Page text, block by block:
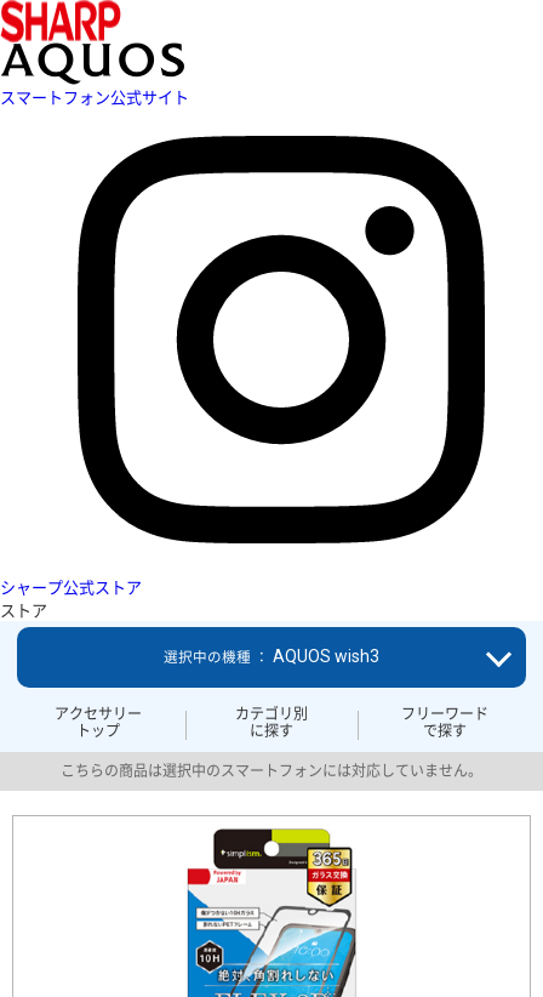
スマートフォン公式サイト
シャープ公式ストア
ストア
アクセサリー
トップ
カテゴリ別
に探す
フリーワード
で探す
選択中の機種 ： AQUOS wish3
こちらの商品は選択中のスマートフォンには対応していません。